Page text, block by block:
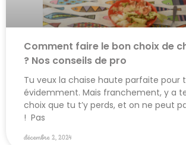
Comment faire le bon choix de
? Nos conseils de pro
Tu veux la chaise haute parfaite pour
évidemment. Mais franchement, y a
choix que tu t’y perds, et on ne peut
! Pas
décembre 2, 2024